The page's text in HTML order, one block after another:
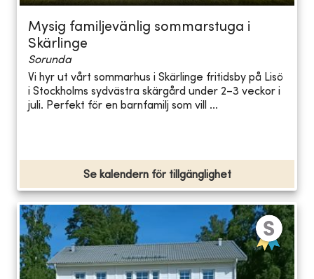
Mysig familjevänlig sommarstuga i
Skärlinge
Sorunda
Vi hyr ut vårt sommarhus i Skärlinge fritidsby på Lisö
i Stockholms sydvästra skärgård under 2–3 veckor i
juli. Perfekt för en barnfamilj som vill ...
Se kalendern för tillgänglighet